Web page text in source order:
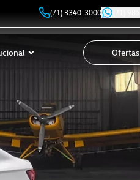
(71) 3340-3000
Ofertas